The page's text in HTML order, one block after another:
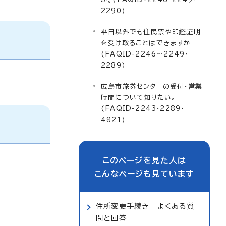
2290)
平日以外でも住民票や印鑑証明
を受け取ることはできますか
(FAQID-2246～2249・
2289）
広島市旅券センターの受付・営業
時間について知りたい。
(FAQID-2243・2289・
4821)
このページを見た人は
こんなページも見ています
住所変更手続き よくある質
問と回答